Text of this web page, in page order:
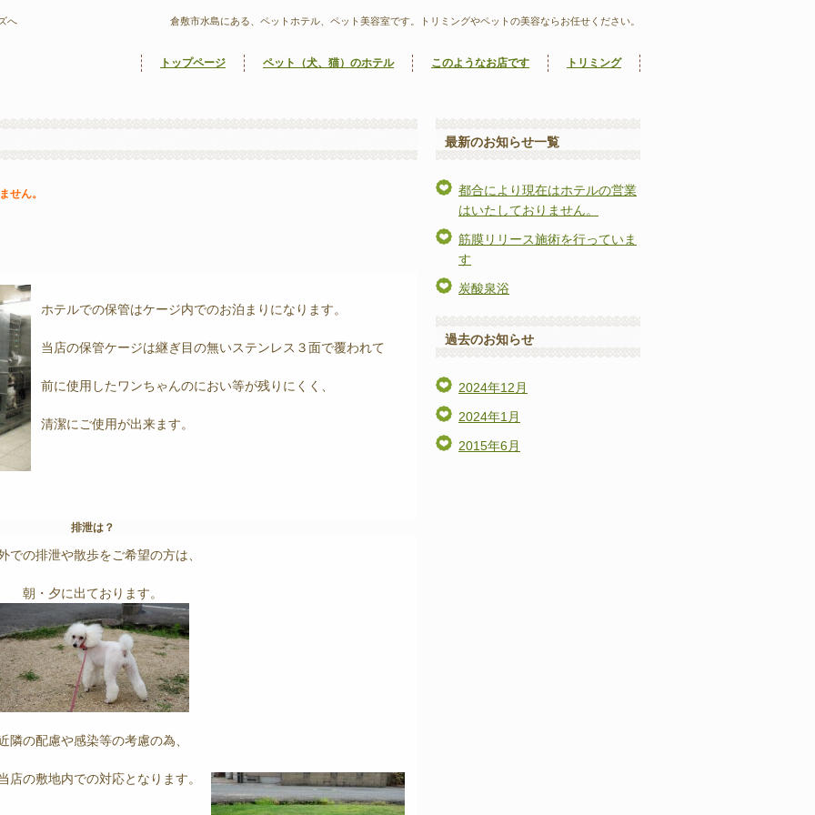
へ 倉敷市水島にある、ペットホテル、ペット美容室です。トリミングやペットの美容ならお任せください。
トップページ ペット（犬、猫）のホテル このようなお店です トリミング
せん。
ホテルでの保管はケージ内でのお泊まりになります。
当店の保管ケージは継ぎ目の無いステンレス３面で覆われて
前に使用したワンちゃんのにおい等が残りにくく、
清潔にご使用が出来ます。
排泄は？
での排泄や散歩をご希望の方は、
朝・夕に出ております。
隣の配慮や感染等の考慮の為、
店の敷地内での対応となります。
最新のお知らせ一覧
都合により現在はホテルの営業
はいたしておりません。
筋膜リリース施術を行っていま
す
炭酸泉浴
過去のお知らせ
2024年12月
2024年1月
2015年6月